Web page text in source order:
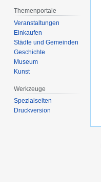
Themenportale
Veranstaltungen
Einkaufen
Städte und Gemeinden
Geschichte
Museum
Kunst
Werkzeuge
Spezialseiten
Druckversion